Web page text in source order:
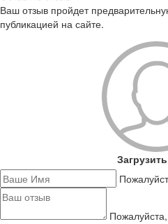
Ваш отзыв пройдет
публикацией на сайте.